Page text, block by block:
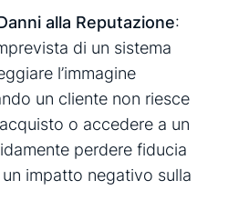
alla Reputazione:
di un sistema
l’immagine
un cliente non riesce
o accedere a un
perdere fiducia
un impatto negativo sulla